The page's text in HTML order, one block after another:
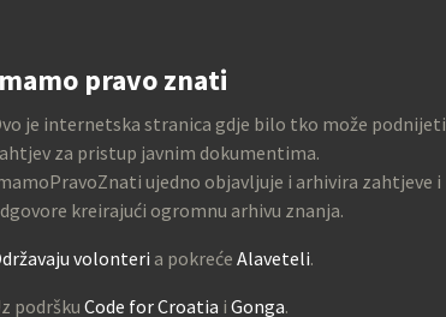
pravo znati
je internetska stranica gdje bilo tko može podnijeti
za pristup javnim dokumentima.
ujedno objavljuje i arhivira zahtjeve i
kreirajući ogromnu arhivu znanja.
volonteri a pokreće Alaveteli.
podrškuCode for Croatia i Gonga.